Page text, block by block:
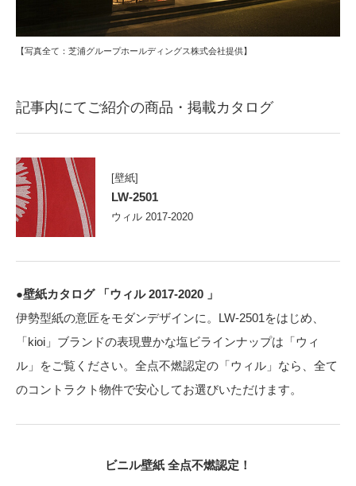
【写真全て：芝浦グループホールディングス株式会社提供】
記事内にてご紹介の商品・掲載カタログ
[壁紙]
LW-2501
ウィル 2017-2020
●壁紙カタログ 「ウィル 2017-2020 」
伊勢型紙の意匠をモダンデザインに。LW-2501をはじめ、
「kioi」ブランドの表現豊かな塩ビラインナップは「ウィ
ル」をご覧ください。全点不燃認定の「ウィル」なら、全て
のコントラクト物件で安心してお選びいただけます。
ビニル壁紙 全点不燃認定！